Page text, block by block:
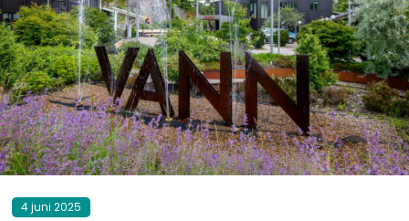
4 juni 2025